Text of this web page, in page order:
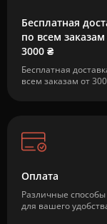
Бесплатная
по всем заказам
3000 ₴
Бесплатная
всем заказам от
Оплата
Различные
для вашего